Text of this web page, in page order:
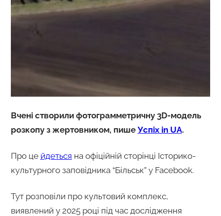
Вчені створили фотограмметричну 3D-модель
розкопу з жертовником, пише Успіх in UA.
Про це йдеться на офіційній сторінці Історико-
культурного заповідника “Більськ” у Facebook.
Тут розповіли про культовий комплекс,
виявлений у 2025 році під час дослідження